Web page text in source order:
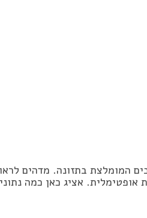
המומלצת בתזונה. מדהים
אציג כאן כמה